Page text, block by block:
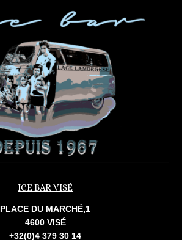
ICE BAR VISÉ
PLACE DU MARCHÉ,1
4600 VISÉ
+32(0)4 379 30 14